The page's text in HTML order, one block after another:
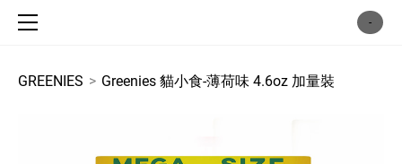
-
GREENIES > Greenies 貓小食-薄荷味 4.6oz 加量裝
犬用乾糧 / dog food